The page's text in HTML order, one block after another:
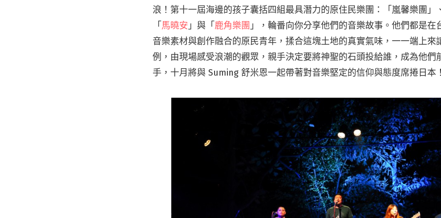
浪！第十一屆海邊的孩子囊括四組最具潛力的原住民樂團：「嵐馨樂團」
「馬曉安 」與「鹿角樂團 」，輪番向你分享他們的音樂故事。他們都是在
音樂素材與創作融合的原民青年，揉合這塊土地的真實氣味，一一端上來
例，由現場感受浪潮的觀眾，親手決定要將神聖的石頭投給誰，成為他們
手，十月將與 Suming 舒米恩一起帶著對音樂堅定的信仰與態度席捲日本